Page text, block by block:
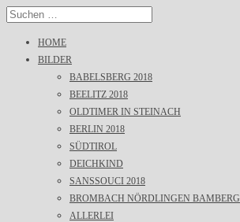
HOME
BILDER
BABELSBERG 2018
BEELITZ 2018
OLDTIMER IN STEINACH
BERLIN 2018
SÜDTIROL
DEICHKIND
SANSSOUCI 2018
BROMBACH NÖRDLINGEN BAMBERG
ALLERLEI